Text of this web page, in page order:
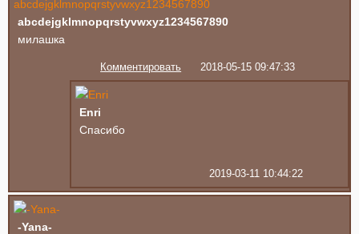
abcdejgklmnopqrstyvwxyz1234567890
милашка
Комментировать 2018-05-15 09:47:33
Enri
Спасибо
2019-03-11 10:44:22
-Yana-